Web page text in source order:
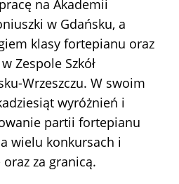
na Akademii
w Gdańsku, a
klasy fortepianu oraz
Zespole Szkół
Wrzeszczu. W swoim
wyróżnień i
partii fortepianu
wielu konkursach i
za granicą.